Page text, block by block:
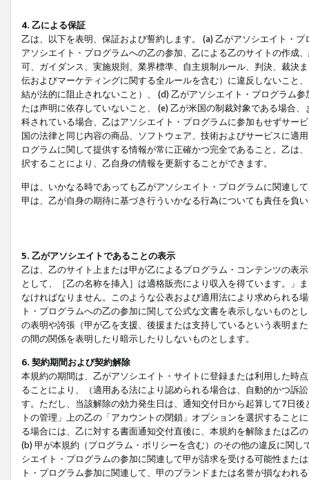
4. 乙による保証
乙は、以下を表明、保証および誓約します。 (a) 乙がアソシエイト・
アソシエイト・プログラムへの乙の参加、乙による乙のサイトの作成
可、ガイダンス、実施規則、業界標準、自主規制ルール、判決、裁決
伝およびマーケティングに関する全ルールを含む）に違反しないこと
結が法的に阻止されないこと）、 (d) 乙がアソシエイト・プログラム
たは声明に依存していないこと、 (e) 乙が米国の制裁対象である場合
科されている場合、乙はアソシエイト・プログラムに参加もせずサー
国の法律と同じ内容の商品、ソフトウェア、技術およびサービスに適
ログラムに関して提供する情報が常に正確かつ完全であること。乙は
択することにより、乙自身の情報を更新することができます。
甲は、いかなる時であっても乙がアソシエイト・プログラムに関連し
甲は、乙が自身の期待に基づき行ういかなる行為についても責任を負
5. 乙がアソシエイトであることの表示
乙は、乙のサイト上または甲が乙によるプログラム・コンテンツの表
として、［乙の名称を挿入］は適格販売により収入を得ています。」
なければなりません。このような公表および適用法により求められる
ト・プログラムへの乙の参加に関して公式な文書を表示しないもの
の表明や誇張（甲が乙を支援、後援または支持しているという表明ま
の間の関係を表明したり暗示したりしないものとします。
6. 契約期間および契約解除
本規約の期間は、乙がアソシエイト・サイトに登録または利用した時
ることにより、（適用ある法により認められる場合は、自動的かつ訴
す。ただし、当該解除の効力発生日は、通知交付日から起算して7日
トの管理」上の乙の「アカウントの閉鎖」オプションを選択するこ
る場合には、乙に対する書面通知交付直後に、本規約を解除または乙
(b) 甲が本規約（プログラム・ポリシーを含む）のその他の違反に関
シエイト・プログラムの参加に関連して甲が請求を受ける可能性また
ト・プログラム参加に関連して、甲のブランドまたは名誉が損なわれ